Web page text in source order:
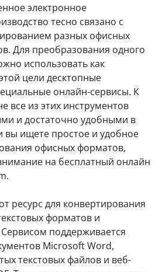
электронное
тесно связано с
разных офисных
Для преобразования одного
использовать как
цели десктопные
онлайн-сервисы. К
все из этих инструментов
и достаточно удобными в
вы ищете простое и удобное
офисных форматов,
на бесплатный онлайн
ресурс для конвертирования
форматов и
поддерживается
Microsoft Word,
текстовых файлов и веб-